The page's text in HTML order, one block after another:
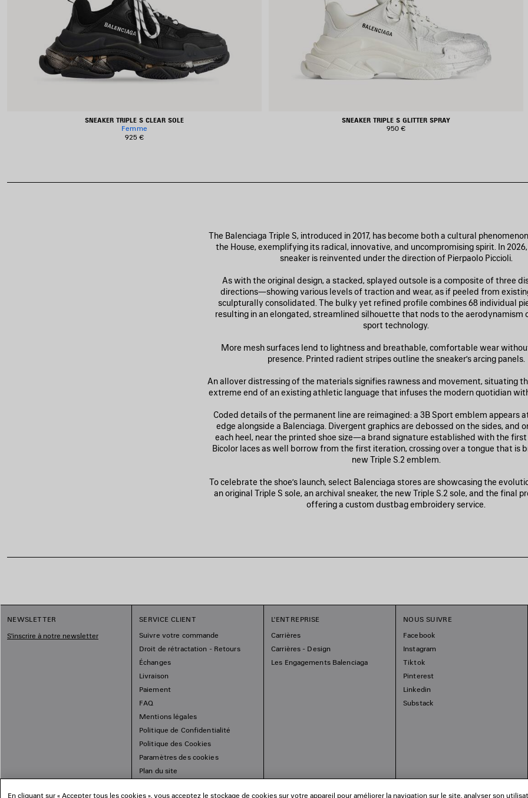
SNEAKER TRIPLE S CLEAR SOLE
Femme
925 €
SNEAKER TRIPLE S GLITTER SPRAY
950 €
The Balenciaga Triple S, introduced in 2017, has become both a cultural
the House, exemplifying its radical, innovative, and uncompromising spirit. In
sneaker is reinvented under the direction of Pierpaolo Piccioli.
As with the original design, a stacked, splayed outsole is a composite of three
directions—showing various levels of traction and wear, as if peeled from
sculpturally consolidated. The bulky yet refined profile combines 68 individual
resulting in an elongated, streamlined silhouette that nods to the aerodynamism
sport technology.
More mesh surfaces lend to lightness and breathable, comfortable wear
presence. Printed radient stripes outline the sneaker’s arcing panels.
An allover distressing of the materials signifies rawness and movement, situating
extreme end of an existing athletic language that infuses the modern quotidian
Coded details of the permanent line are reimagined: a 3B Sport emblem appears
edge alongside a Balenciaga. Divergent graphics are debossed on the sides, and
each heel, near the printed shoe size—a brand signature established with the first
Bicolor laces as well borrow from the first iteration, crossing over a tongue that is
new Triple S.2 emblem.
To celebrate the shoe’s launch, select Balenciaga stores are showcasing the
an original Triple S sole, an archival sneaker, the new Triple S.2 sole, and the final
offering a custom dustbag embroidery service.
NEWSLETTER
S'inscrire à notre newsletter
SERVICE CLIENT
Suivre votre commande
Droit de rétractation - Retours
Échanges
Livraison
Paiement
FAQ
Mentions légales
Politique de Confidentialité
Politique des Cookies
Paramètres des cookies
Plan du site
L'ENTREPRISE
Carrières
Carrières - Design
Les Engagements Balenciaga
NOUS SUIVRE
Facebook
Instagram
Tiktok
Pinterest
Linkedin
Substack
En cliquant sur « Accepter tous les cookies », vous acceptez le stockage de cookies sur votre appareil pour améliorer la navigation sur le site, analyser son